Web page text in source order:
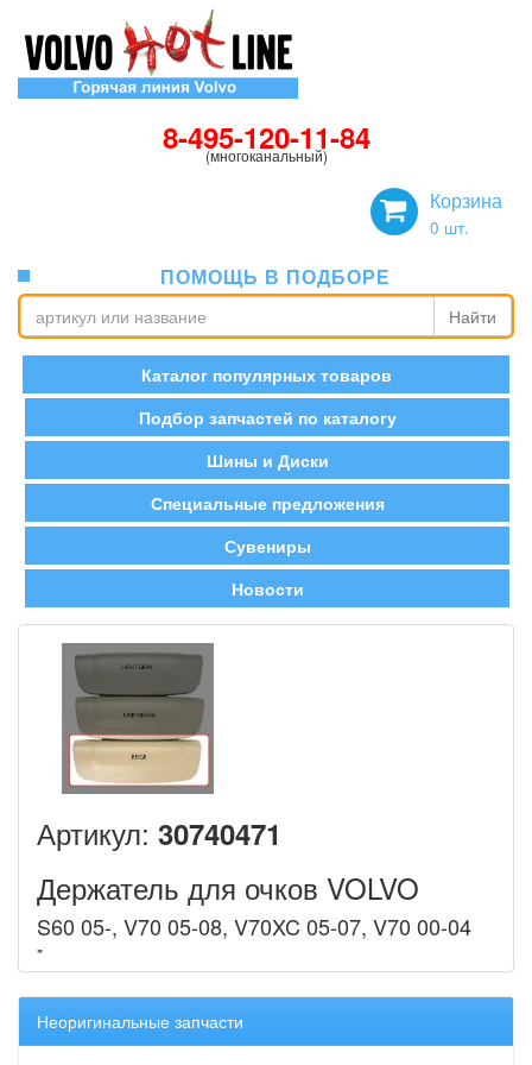
8-495-120-11-84
(многоканальный)
Корзина
0 шт.
ПОМОЩЬ В ПОДБОРЕ
Найти
Каталог популярных товаров
Подбор запчастей по каталогу
Шины и Диски
Специальные предложения
Сувениры
Новости
Артикул: 30740471
Держатель для очков VOLVO
S60 05-, V70 05-08, V70XC 05-07, V70 00-04
Неоригинальные запчасти